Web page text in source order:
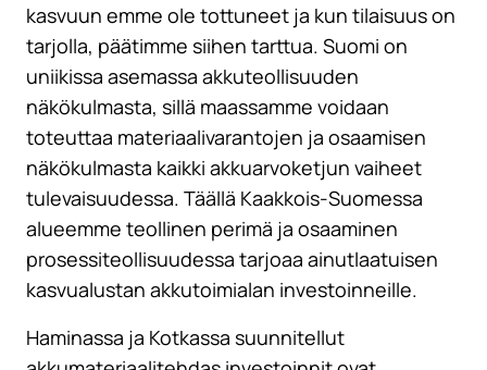
kasvuun emme ole tottuneet ja kun tilaisuus on
tarjolla, päätimme siihen tarttua. Suomi on
uniikissa asemassa akkuteollisuuden
näkökulmasta, sillä maassamme voidaan
toteuttaa materiaalivarantojen ja osaamisen
näkökulmasta kaikki akkuarvoketjun vaiheet
tulevaisuudessa. Täällä Kaakkois-Suomessa
alueemme teollinen perimä ja osaaminen
prosessiteollisuudessa tarjoaa ainutlaatuisen
kasvualustan akkutoimialan investoinneille.
Haminassa ja Kotkassa suunnitellut